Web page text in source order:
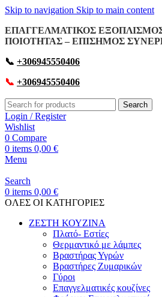
Skip to navigation Skip to main content
ΕΠΑΓΓΕΛΜΑΤΙΚΟΣ
ΠΟΙΟΤΗΤΑΣ – ΕΠΙΣΗΜΟΣ
📞 +306945550406
📞 +306945550406
Search
Login / Register
Wishlist
0 Compare
0 items 0,00 €
Menu
Search
0 items 0,00 €
OΛΕΣ ΟΙ ΚΑΤΗΓΟΡΙΕΣ
ΖΕΣΤΗ ΚΟΥΖΙΝΑ
Πλατό- Εστίες
Θερμαντικό με λάμπες
Βραστήρας Υγρών
Βραστήρες Ζυμαρικών
Γύροι
Επαγγελματικές κουζίνες